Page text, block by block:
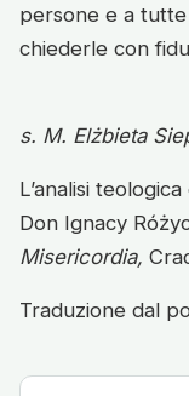
persone e a
chiederle con
s. M. Elżbieta
L’analisi
Don Ignacy
Misericordia,
Traduzione dal